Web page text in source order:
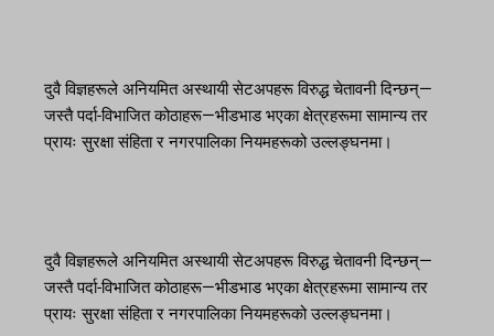
दुवै विज्ञहरूले अनियमित अस्थायी सेटअपहरू विरुद्ध चेतावनी दिन्छन्—
जस्तै पर्दा-विभाजित कोठाहरू—भीडभाड भएका क्षेत्रहरूमा सामान्य तर
प्रायः सुरक्षा संहिता र नगरपालिका नियमहरूको उल्लङ्घनमा।
दुवै विज्ञहरूले अनियमित अस्थायी सेटअपहरू विरुद्ध चेतावनी दिन्छन्—
जस्तै पर्दा-विभाजित कोठाहरू—भीडभाड भएका क्षेत्रहरूमा सामान्य तर
प्रायः सुरक्षा संहिता र नगरपालिका नियमहरूको उल्लङ्घनमा।